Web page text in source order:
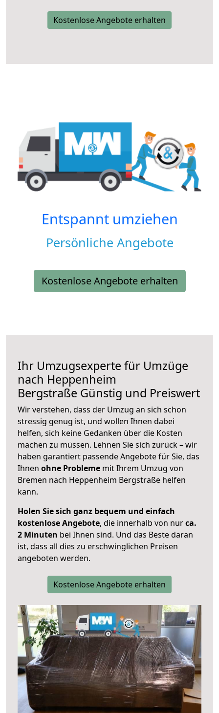
Kostenlose Angebote erhalten
Entspannt umziehen
Persönliche Angebote
Kostenlose Angebote erhalten
Ihr Umzugsexperte für Umzüge
nach Heppenheim
Bergstraße Günstig und Preiswert
Wir verstehen, dass der Umzug an sich schon
stressig genug ist, und wollen Ihnen dabei
helfen, sich keine Gedanken über die Kosten
machen zu müssen. Lehnen Sie sich zurück – wir
haben garantiert passende Angebote für Sie, das
Ihnen ohne Probleme mit Ihrem Umzug von
Bremen nach Heppenheim Bergstraße helfen
kann.
Holen Sie sich ganz bequem und einfach
kostenlose Angebote, die innerhalb von nurca.
2 Minuten bei Ihnen sind. Und das Beste daran
ist, dass all dies zu erschwinglichen Preisen
angeboten werden.
Kostenlose Angebote erhalten